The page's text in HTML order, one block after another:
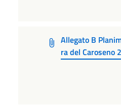
Allegato B
ra del Caroseno